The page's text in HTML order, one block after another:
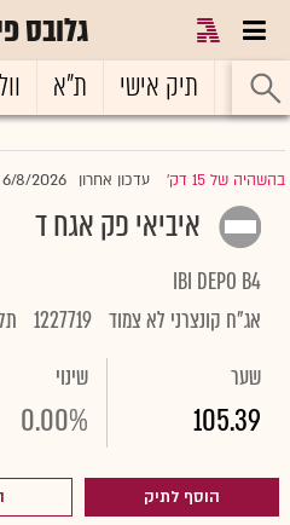
גלובס
ראשי תיק אישי ת"א
בהשהיה של 15 דק' |עדכון אחרון 6/8/2026
איביאי פק אגח ד
IBI DEPO B4
אג"ח קונצרני לא צמוד 1227719
שער
105.39
שינוי
0.00%
הוסף לתיק